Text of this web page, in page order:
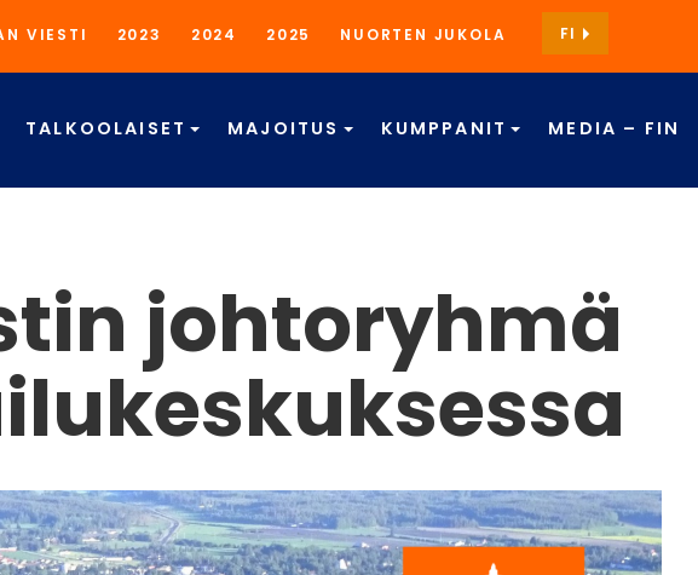
VIESTI 2023 2024 2025 NUORTEN JUKOLA FI
TALKOOLAISET MAJOITUS KUMPPANIT MEDIA – FIN
johtoryhmä